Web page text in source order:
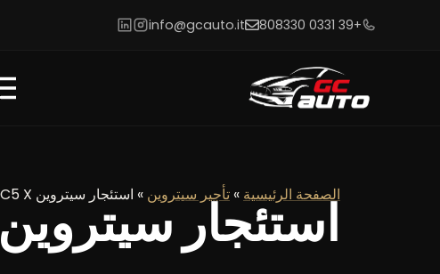
+39 0331 808330
info@gcauto.it
الصفحة الرئيسية » تأجير سيتروين » استئجار سيتروين C5 X
استئجار سيتروين C5 X